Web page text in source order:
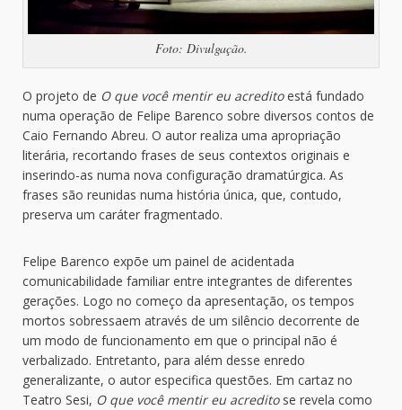
Foto: Divulgação.
O projeto de O que você mentir eu acredito está fundado
numa operação de Felipe Barenco sobre diversos contos de
Caio Fernando Abreu. O autor realiza uma apropriação
literária, recortando frases de seus contextos originais e
inserindo-as numa nova configuração dramatúrgica. As
frases são reunidas numa história única, que, contudo,
preserva um caráter fragmentado.
Felipe Barenco expõe um painel de acidentada
comunicabilidade familiar entre integrantes de diferentes
gerações. Logo no começo da apresentação, os tempos
mortos sobressaem através de um silêncio decorrente de
um modo de funcionamento em que o principal não é
verbalizado. Entretanto, para além desse enredo
generalizante, o autor especifica questões. Em cartaz no
Teatro Sesi, O que você mentir eu acreditose revela como